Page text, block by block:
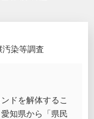
染等調査
ドを解体するこ
知県から「県民